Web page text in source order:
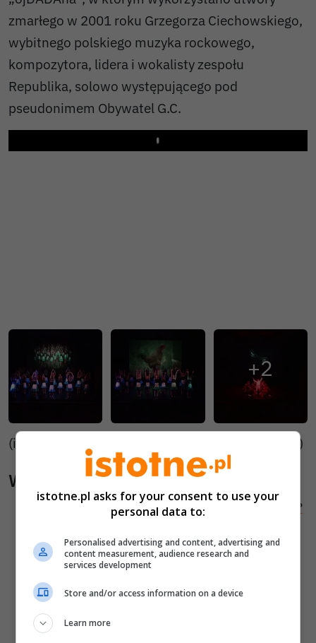
zmarłego w 2001 roku Grzegorza Ciechowskiego,
wybitnego polskiego muzyka rockowego,
kompozytora, lidera i wokalisty zespołu
Republika, solowo występującego pod
pseudonimem Obywatel G.C.
Play
(informacja: H. Bałacka-Kłak/MDK Bolesławiec/ii)
Wiadomości pokrewne
Dlaczego tańczono na bolesławieckim rynku?
Wielogłosach
Nie tylko zdewastował prace dzieci, ale też
obsikał drzwi sądu! Wandal w końcu
zatrzymany
istotne.pl asks for your consent to use your
personal data to:
Personalised advertising and content, advertising and
content measurement, audience research and
services development
Store and/or access information on a device
Learn more